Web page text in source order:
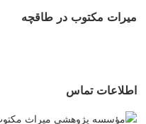
میرات مکتوب در طاقچه
اطلاعات تماس